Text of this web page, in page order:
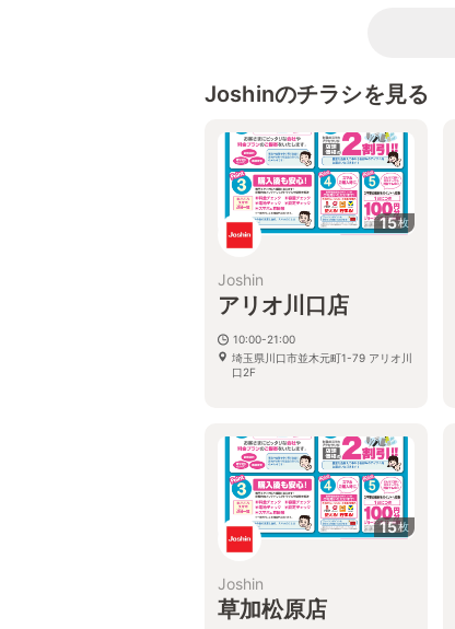
Joshinのチラシを見る
15枚
Joshin
アリオ川口店
10:00-21:00
埼玉県川口市並木元町1-79 アリオ川
口2F
15枚
Joshin
草加松原店